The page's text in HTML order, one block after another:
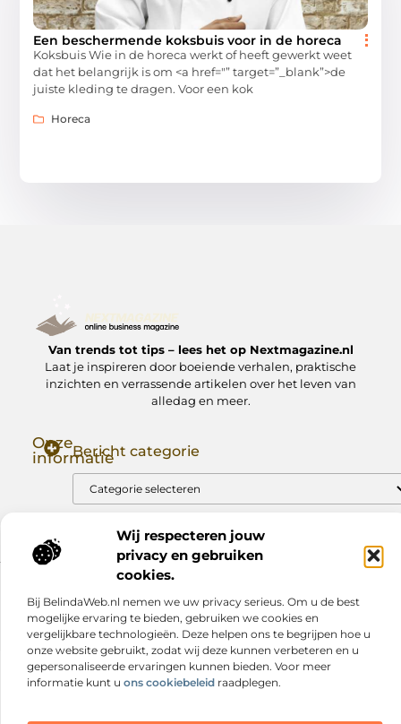
Wij respecteren jouw
privacy en gebruiken
cookies.
Bij BelindaWeb.nl nemen we uw privacy serieus. Om u de best
mogelijke ervaring te bieden, gebruiken we cookies en
vergelijkbare technologieën. Deze helpen ons te begrijpen hoe u
onze website gebruikt, zodat wij deze kunnen verbeteren en u
gepersonaliseerde ervaringen kunnen bieden. Voor meer
informatie kunt u ons cookiebeleid raadplegen.
Een beschermende koksbuis voor in de horeca
Koksbuis Wie in de horeca werkt of heeft gewerkt weet
dat het belangrijk is om <a href="” target=”_blank”>de
juiste kleding te dragen. Voor een kok
Horeca
Van trends tot tips – lees het op Nextmagazine.nl
Laat je inspireren door boeiende verhalen, praktische
inzichten en verrassende artikelen over het leven van
alledag en meer.
Onze
informatieBericht categorie
@2025 www.nextmagazine.nl. All Right Reserved.